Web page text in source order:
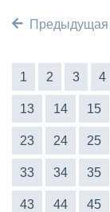
Предыдущая
1 2 3 4
13 14 15
23 24 25
33 34 35
43 44 45